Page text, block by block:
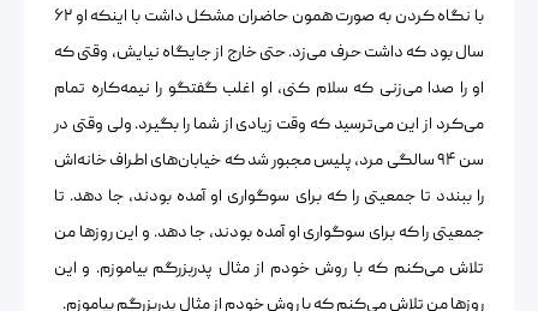
با نگاه کردن به صورت همون حاضران مشکل داشت با اینکه او ۶۲
سال بود که داشت حرف می‌زد. حتی خارج از جایگاه نیایش، وقتی که
او را صدا می‌زنی که سلام کنی، او اغلب گفتگو را نیمه‌کاره تمام
می‌کرد از این می‌ترسید که وقت زیادی از شما را بگیرد. ولی وقتی در
سن ۹۴ سالگی مرد، پلیس مجبور شد که خیابان‌های اطراف خانه‌اش
را ببندد تا جمعیتی را که برای سوگواری او آمده بودند، جا دهد. تا
جمعیتی را که برای سوگواری او آمده بودند، جا دهد. و این روزها من
تلاش می‌کنم که با روش خودم از مثال پدربزرگم بیاموزم. و این
روزها من تلاش می‌کنم که با روش خودم از مثال پدربزرگم بیاموزم.